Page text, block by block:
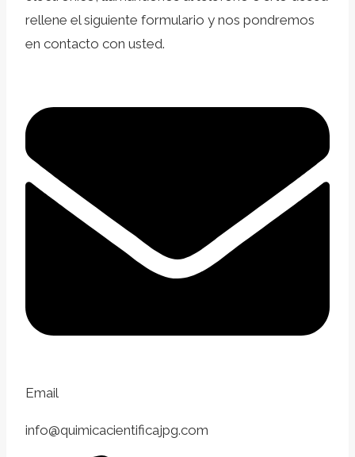
rellene el siguiente formulario y nos pondremos
en contacto con usted.
Email
info@quimicacientificajpg.com